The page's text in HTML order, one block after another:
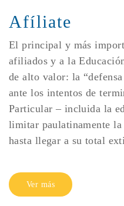
Afíliate
El principal y más
afiliados y a la
de alto valor: la
ante los intentos de
Particular – incluida la
limitar paulatinamente
hasta llegar a su total
Ver más